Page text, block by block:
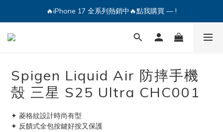
🔥iPhone 17 全系列熱銷中🔥點我購買 — !
💕加入Q哥 Line 新好友領優惠券！🎫
🔥iPhone 17 全系列熱銷中🔥點我購買 — !
Spigen Liquid Air 防摔手機
殼 三星 S25 Ultra CHC001
✦ 菱格紋設計時尚有型
✦ 反饋式全包按鍵好按又保護